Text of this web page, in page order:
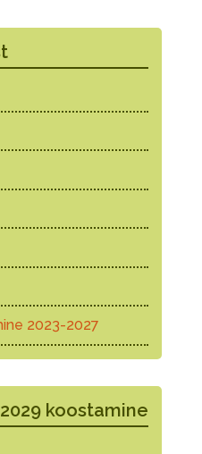
2023-2027
koostamine